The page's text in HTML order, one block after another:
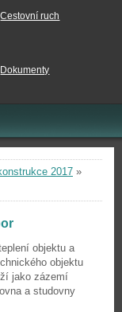
Cestovní ruch
Dokumenty
2017 »
objektu a
objektu
jako zázemí
a studovny